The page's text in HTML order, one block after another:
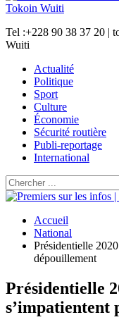
Tel :+228 90 38 37 20 |
Wuiti
Actualité
Politique
Sport
Culture
Économie
Sécurité routière
Publi-reportage
International
Accueil
National
Présidentielle
dépouillement
Présidentielle
s’impatientent